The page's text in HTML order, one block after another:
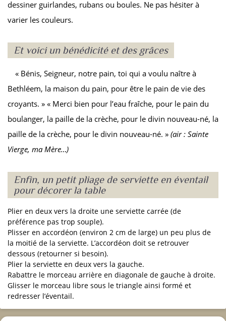
dessiner guirlandes, rubans ou boules. Ne pas hésiter à
varier les couleurs.
Et voici un bénédicité et des grâces
« Bénis, Seigneur, notre pain, toi qui a voulu naître à
Bethléem, la maison du pain, pour être le pain de vie des
croyants. » « Merci bien pour l’eau fraîche, pour le pain du
boulanger, la paille de la crèche, pour le divin nouveau-né, la
paille de la crèche, pour le divin nouveau-né. » (air : Sainte
Vierge, ma Mère…)
Enfin, un petit pliage de serviette en éventail
pour décorer la table
Plier en deux vers la droite une serviette carrée (de
préférence pas trop souple).
Plisser en accordéon (environ 2 cm de large) un peu plus de
la moitié de la serviette. L’accordéon doit se retrouver
dessous (retourner si besoin).
Plier la serviette en deux vers la gauche.
Rabattre le morceau arrière en diagonale de gauche à droite.
Glisser le morceau libre sous le triangle ainsi formé et
redresser l’éventail.